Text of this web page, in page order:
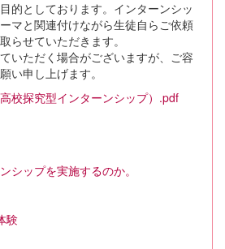
的としております。インターンシッ
マと関連付けながら生徒自らご依頼
らせていただきます。
いただく場合がございますが、ご容
い申し上げます。
校探究型インターンシップ）.pdf
シップを実施するのか。
験